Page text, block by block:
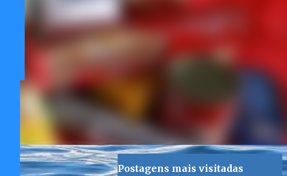
Postagens mais visitadas